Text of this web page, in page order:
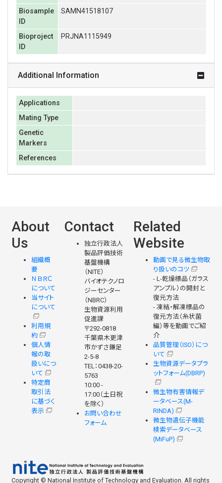
Biosample
ID
SAMN41518107
Bioproject
ID
PRJNA1115949
Additional Information
Applications
Mating Type
Genetic
Markers
References
About
Us
組織概
要
ＮＢＲＣ
について
当サイト
について
利用規
約
個人情
報の取
扱いにつ
いて
特定商
取引法
に基づく
表示
Contact
独立行政法人
製品評価技術
基盤機構
（NITE）
バイオテクノロ
ジーセンター
（NBRC）
生物資源利用
促進課
〒292-0818
千葉県木更津
市かずさ鎌足
2-5-8
TEL：0438-20-
5763
10:00 -
17:00（土日祝
を除く）
お問い合わせ
フォーム
Related
Website
動画で見る微生物取
り扱いのコツ
- L-乾燥標品（ガラス
アンプル）の開封と
復元方法
- 凍結・解凍標品の
復元方法（糸状菌
編）等を動画でご紹
介
品質管理（ISO）につ
いて
生物資源データプラ
ットフォーム(DBRP)
微生物有害情報デ
ータベース(M-
RINDA)
微生物遺伝子機能
検索データベース
(MiFuP)
Copyright © National Institute of Technology and Evaluation. All rights